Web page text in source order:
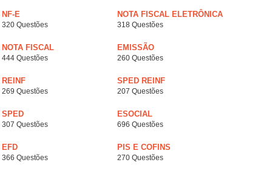
NF-E
320 Questões
NOTA FISCAL ELETRÔNICA
318 Questões
NOTA FISCAL
444 Questões
EMISSÃO
260 Questões
REINF
269 Questões
SPED REINF
207 Questões
SPED
307 Questões
ESOCIAL
696 Questões
EFD
366 Questões
PIS E COFINS
270 Questões